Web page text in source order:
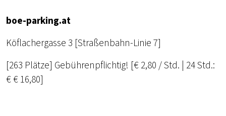
boe-parking.at
Köflachergasse 3 [Straßenbahn-Linie 7]
[263 Plätze] Gebührenpflichtig! [€ 2,80 / Std. | 24 Std.:
€ € 16,80]